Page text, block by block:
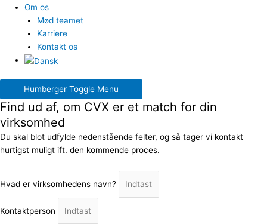
Om os
Mød teamet
Karriere
Kontakt os
Humberger Toggle Menu
Find ud af, om CVX er et match for din
virksomhed
Du skal blot udfylde nedenstående felter, og så tager vi kontakt
hurtigst muligt ift. den kommende proces.
Hvad er virksomhedens navn?
Kontaktperson